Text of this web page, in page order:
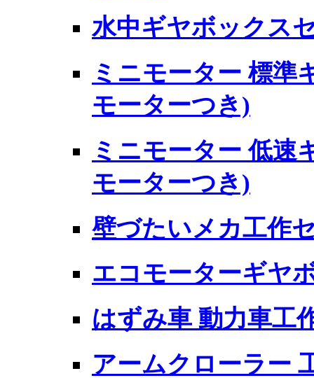
水中ギヤボックス
ミニモーター 標準
モーターつき)
ミニモーター 低速
モーターつき)
壁づたいメカ工作
エコモーターギヤ
はずみ車 動力車工
アームクローラー